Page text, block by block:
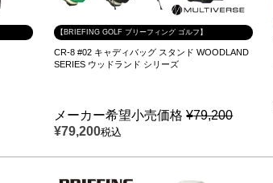
【BRIEFING GOLF ブリーフィング ゴルフ】
CR-8 #02 キャディバッグ スタンド WOODLAND
SERIES ウッドランド シリーズ
メーカー希望小売価格 ¥79,200
¥79,200税込